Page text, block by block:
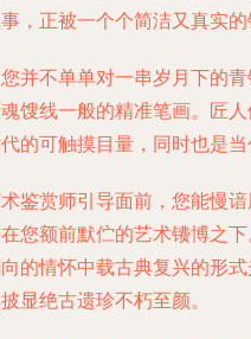
，正被一个个简洁又真实
并不单单对一串岁月下的
馊线一般的精准笔画。匠
的可触摸目量，同时也是
鉴赏师引导面前，您能慢
您额前默伫的艺术镄博之
的情怀中载古典复兴的形
显绝古遗珍不朽至颜。